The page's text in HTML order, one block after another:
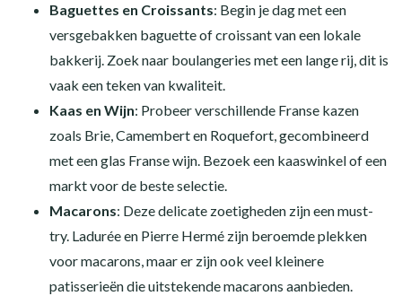
Baguettes en Croissants: Begin je dag met een
versgebakken baguette of croissant van een lokale
bakkerij. Zoek naar boulangeries met een lange rij, dit is
vaak een teken van kwaliteit.
Kaas en Wijn: Probeer verschillende Franse kazen
zoals Brie, Camembert en Roquefort, gecombineerd
met een glas Franse wijn. Bezoek een kaaswinkel of een
markt voor de beste selectie.
Macarons: Deze delicate zoetigheden zijn een must-
try. Ladurée en Pierre Hermé zijn beroemde plekken
voor macarons, maar er zijn ook veel kleinere
patisserieën die uitstekende macarons aanbieden.